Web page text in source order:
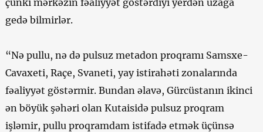
gedə bilmirlər.
“Nə pullu, nə də pulsuz metadon proqramı Samsxe-
Cavaxeti, Raçe, Svaneti, yay istirahəti zonalarında
fəaliyyət göstərmir. Bundan əlavə, Gürcüstanın ikinci
ən böyük şəhəri olan Kutaisidə pulsuz proqram
işləmir, pullu proqramdam istifadə etmək üçünsə